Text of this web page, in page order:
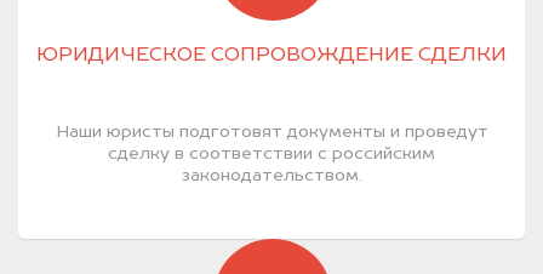
ЮРИДИЧЕСКОЕ СОПРОВОЖДЕНИЕ СДЕЛКИ
Наши юристы подготовят документы и проведут
сделку в соответствии с российским
законодательством.